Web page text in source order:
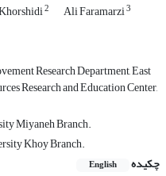
2 Ali Faramarzi3
Research Department, East
Research and Education Center,
Miyaneh Branch.
Khoy Branch.
چکیده
English